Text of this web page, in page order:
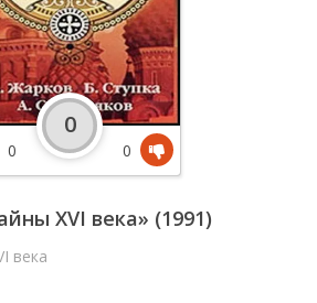
XVI века» (1991)
века
0
0
0